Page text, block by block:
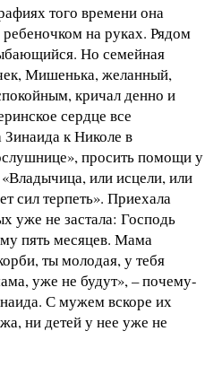
того времени она
ребеночком на руках. Рядом
Но семейная
Мишенька, желанный,
кричал денно и
сердце все
Зинаида к Николе в
просить помощи у
или исцели, или
сил терпеть». Приехала
уже не застала: Господь
пять месяцев. Мама
ты молодая, у тебя
уже не будут», – почему-
С мужем вскоре их
ни детей у нее уже не